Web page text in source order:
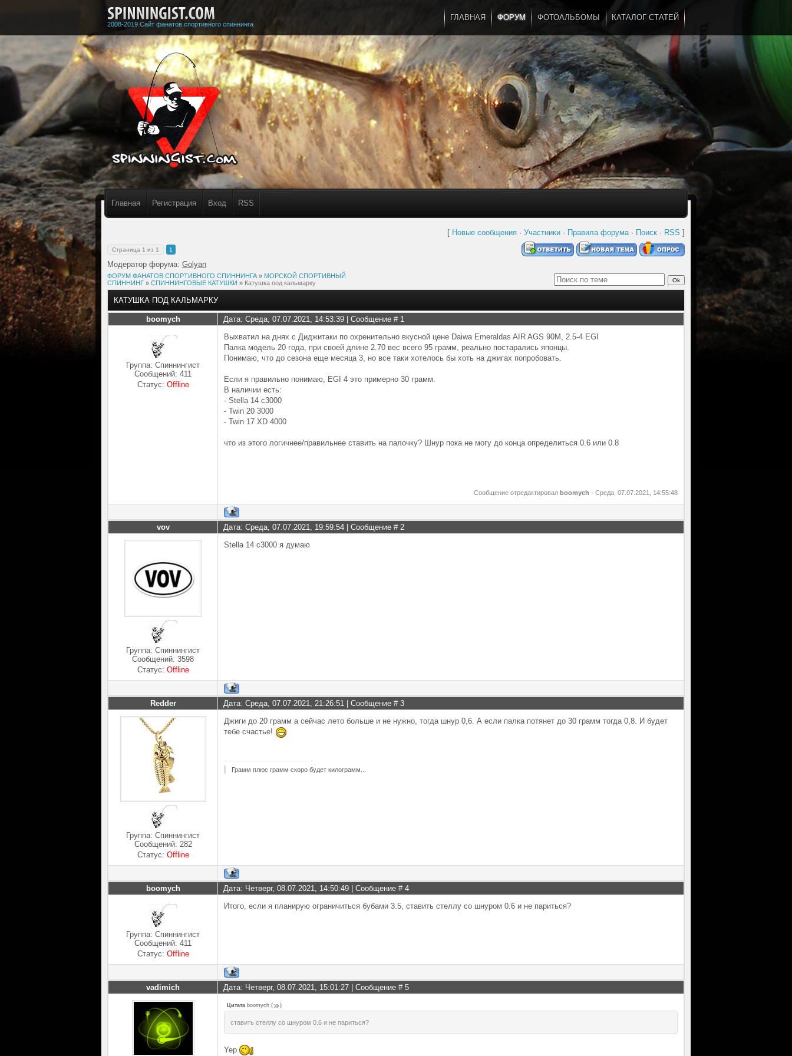
2008-2019 Сайт фанатов спортивного спиннинга
ГЛАВНАЯ ФОРУМ ФОТОАЛЬБОМЫ КАТАЛОГ СТАТЕЙ
Главная Регистрация Вход RSS
...
[ Новые сообщения · Участники · Правила форума· Поиск · RSS ]
Страница 1 из 1 1
Модератор форума: Golyan
ФОРУМ ФАНАТОВ СПОРТИВНОГО СПИННИНГА » МОРСКОЙ СПОРТИВНЫЙ
СПИННИНГ » СПИННИНГОВЫЕ КАТУШКИ » Катушка под кальмарку
КАТУШКА ПОД КАЛЬМАРКУ
boomych Дата: Среда, 07.07.2021, 14:53:39 | Сообщение # 1
Группа: Спиннингист
Сообщений: 411
Статус: Offline
Выхватил на днях с Диджитаки по охренительно вкусной цене Daiwa Emeraldas AIR AGS 90M, 2.5-4 EGI
Палка модель 20 года, при своей длине 2.70 вес всего 95 грамм, реально постарались японцы.
Понимаю, что до сезона еще месяца 3, но все таки хотелось бы хоть на джигах попробовать.
Если я правильно понимаю, EGI 4 это примерно 30 грамм.
В наличии есть:
- Stella 14 c3000
- Twin 20 3000
- Twin 17 XD 4000
что из этого логичнее/правильнее ставить на палочку? Шнур пока не могу до конца определиться 0.6 или 0.8
Сообщение отредактировал boomych - Среда, 07.07.2021, 14:55:48
vov Дата: Среда, 07.07.2021, 19:59:54 | Сообщение # 2
Группа: Спиннингист
Сообщений: 3598
Статус: Offline
Stella 14 c3000 я думаю
Redder Дата: Среда, 07.07.2021, 21:26:51 | Сообщение # 3
Группа: Спиннингист
Сообщений: 282
Статус: Offline
Джиги до 20 грамм а сейчас лето больше и не нужно, тогда шнур 0,6. А если палка потянет до 30 грамм тогда 0,8. И будет
тебе счастье!
Грамм плюс грамм скоро будет килограмм...
boomych Дата: Четверг, 08.07.2021, 14:50:49 | Сообщение # 4
Группа: Спиннингист
Сообщений: 411
Статус: Offline
Итого, если я планирую ограничиться бубами 3.5, ставить стеллу со шнуром 0.6 и не париться?
vadimich Дата: Четверг, 08.07.2021, 15:01:27 | Сообщение # 5
Цитата boomych ( )
ставить стеллу со шнуром 0.6 и не париться?
Yep